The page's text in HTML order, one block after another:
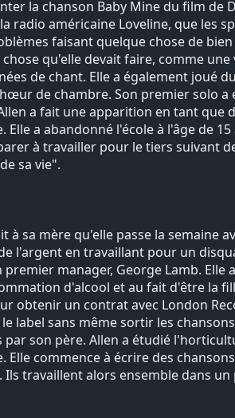
la chanson Baby Mine du film de
radio américaine Loveline, que les
faisant quelque chose de bien
qu'elle devait faire, comme une
de chant. Elle a également joué
de chambre. Son premier solo a
a fait une apparition en tant que
a abandonné l'école à l'âge de
à travailler pour le tiers suivant
sa vie".
à sa mère qu'elle passe la semaine
l'argent en travaillant pour un
manager, George Lamb. Elle
d'alcool et au fait d'être la
obtenir un contrat avec London
label sans même sortir les
son père. Allen a étudié
commence à écrire des
travaillent alors ensemble dans